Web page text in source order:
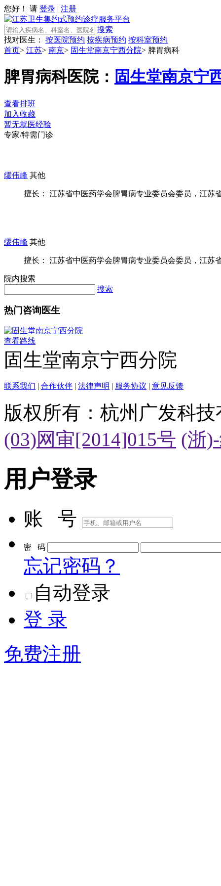
您好！ 请 登录 | 注册
搜索
找对医生：
按医院预约 按疾病预约 按科室预约
首页> 江苏> 南京> 固生堂南京宁西分院> 脾胃病科
脾胃病科医院： 固生堂南京宁
查看排班
加入收藏
暂无就医经验
专家/特需门诊
缪伟峰 其他
擅长： 江苏省中医药学会脾胃病专业委员会委员，江苏
院内搜索
查看路线
固生堂南京宁西分院
版权所有：杭州广发科
(03)网审[2014]015号 (浙
用户登录
账 号
密 码
忘记密码？
自动登录
登 录
免费注册